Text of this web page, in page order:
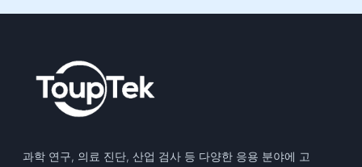
과학 연구, 의료 진단, 산업 검사 등 다양한 응용 분야에 고